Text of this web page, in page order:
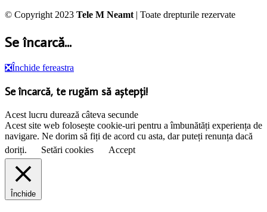
© Copyright 2023 Tele M Neamt | Toate drepturile rezervate
Se încarcă...
❎Închide fereastra
Se încarcă, te rugăm să aștepți!
Acest lucru durează câteva secunde
Acest site web folosește cookie-uri pentru a îmbunătăți experiența de
navigare. Ne dorim să fiți de acord cu asta, dar puteți renunța dacă
doriți.
Setări cookies Accept
Închide